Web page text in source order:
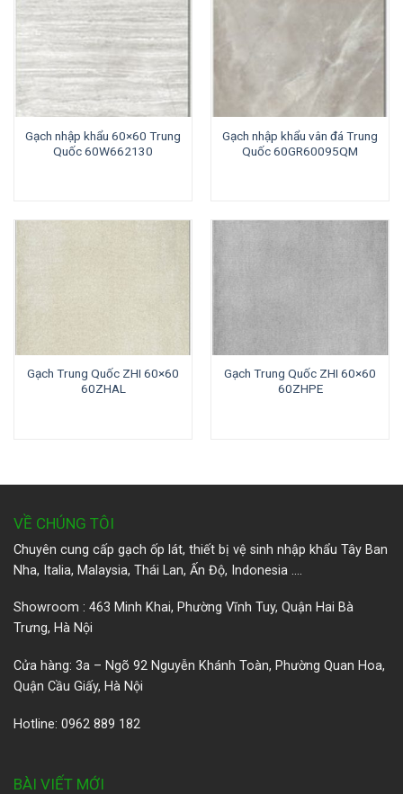
Gạch nhập khẩu 60×60 Trung
Quốc 60W662130
Gạch nhập khẩu vân đá Trung
Quốc 60GR60095QM
Gạch Trung Quốc ZHI 60×60
60ZHAL
Gạch Trung Quốc ZHI 60×60
60ZHPE
VỀ CHÚNG TÔI
Chuyên cung cấp gạch ốp lát, thiết bị vệ sinh nhập khẩu Tây Ban
Nha, Italia, Malaysia, Thái Lan, Ấn Độ, Indonesia ….
Showroom : 463 Minh Khai, Phường Vĩnh Tuy, Quận Hai Bà
Trưng, Hà Nội
Cửa hàng: 3a – Ngõ 92 Nguyễn Khánh Toàn, Phường Quan Hoa,
Quận Cầu Giấy, Hà Nội
Hotline: 0962 889 182
BÀI VIẾT MỚI